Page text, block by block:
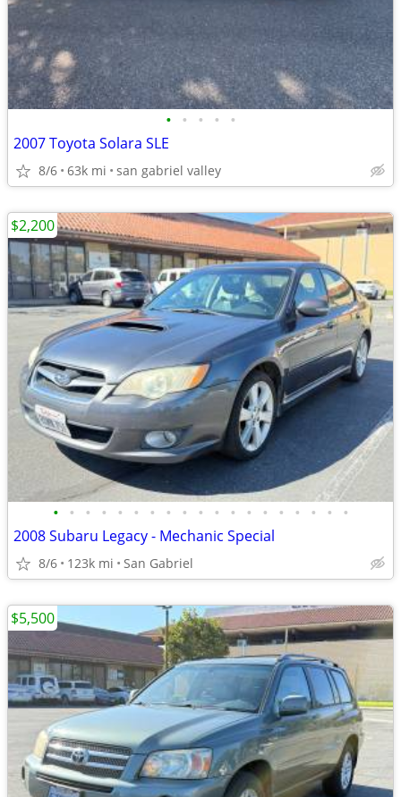
• • • • •
2007 Toyota Solara SLE
8/6 63k mi san gabriel valley
• • • • • • • • • • • • • • • • • • •
2008 Subaru Legacy - Mechanic Special
8/6 123k mi San Gabriel
$2,200
$5,500